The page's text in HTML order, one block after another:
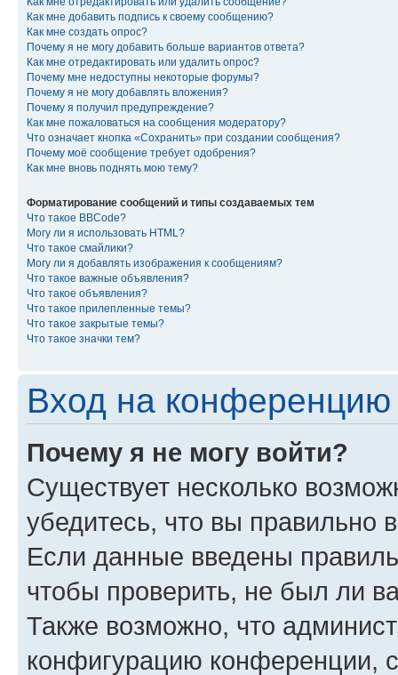
Как мне добавить подпись к своему сообщению?
Как мне создать опрос?
Почему я не могу добавить больше вариантов ответа?
Как мне отредактировать или удалить опрос?
Почему мне недоступны некоторые форумы?
Почему я не могу добавлять вложения?
Почему я получил предупреждение?
Как мне пожаловаться на сообщения модератору?
Что означает кнопка «Сохранить» при создании сообщения?
Почему моё сообщение требует одобрения?
Как мне вновь поднять мою тему?
Форматирование сообщений и типы создаваемых тем
Что такое BBCode?
Могу ли я использовать HTML?
Что такое смайлики?
Могу ли я добавлять изображения к сообщениям?
Что такое важные объявления?
Что такое объявления?
Что такое прилепленные темы?
Что такое закрытые темы?
Что такое значки тем?
Вход на конференцию
Почему я не могу войти?
Существует несколько
убедитесь, что вы правильно
Если данные введены
чтобы проверить, не был ли
Также возможно, что
конфигурацию конференции,